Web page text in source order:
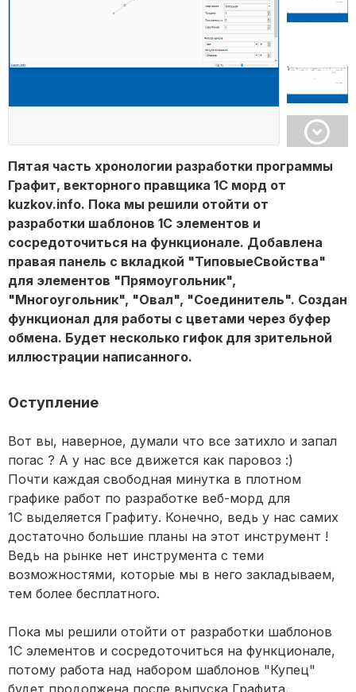
Пятая часть хронологии разработки программы
Графит, векторного правщика 1С морд от
kuzkov.info. Пока мы решили отойти от
разработки шаблонов 1С элементов и
сосредоточиться на функционале. Добавлена
правая панель с вкладкой "ТиповыеСвойства"
для элементов "Прямоугольник",
"Многоугольник", "Овал", "Соединитель". Создан
функционал для работы с цветами через буфер
обмена. Будет несколько гифок для зрительной
иллюстрации написанного.
Оступление
Вот вы, наверное, думали что все затихло и запал
погас ? А у нас все движется как паровоз :)
Почти каждая свободная минутка в плотном
графике работ по разработке веб-морд для
1С выделяется Графиту. Конечно, ведь у нас самих
достаточно большие планы на этот инструмент !
Ведь на рынке нет инструмента с теми
возможностями, которые мы в него закладываем,
тем более бесплатного.
Пока мы решили отойти от разработки шаблонов
1С элементов и сосредоточиться на функционале,
потому работа над набором шаблонов "Купец"